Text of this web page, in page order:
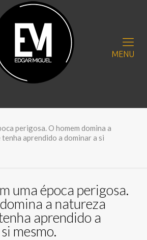
MENU
perigosa. O homem domina a
aprendido a dominar a si
uma época perigosa.
a natureza
aprendido a
mesmo.